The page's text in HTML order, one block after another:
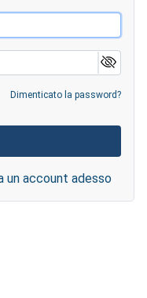
Dimenticato la password?
un account adesso